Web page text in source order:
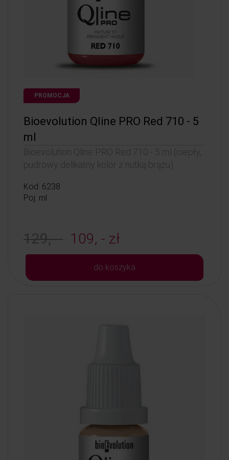
PROMOCJA
Bioevolution Qline PRO Red 710 - 5
ml
Bioevolution Qline PRO Red 710 - 5 ml (ciepły,
pudrowy delikatny kolor z nutką brązu)
Kod: 6238
Poj: ml
129, - 109, - zł
do koszyka